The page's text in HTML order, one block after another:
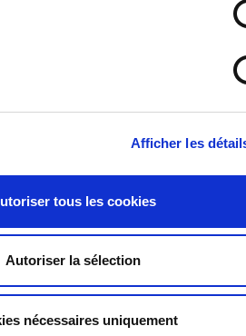
Afficher les
tous les cookies
Autoriser la sélection
nécessaires uniquement
(4)
(6)